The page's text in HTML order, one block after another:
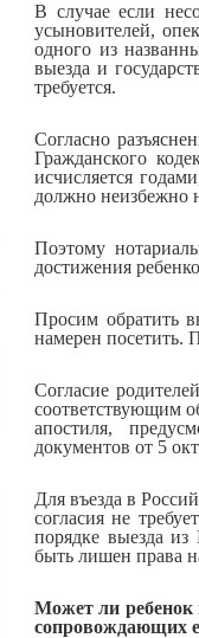
В случае если
усыновителей,
одного из
выезда и
требуется.
Согласно
Гражданского
исчисляется
должно неизбежно
Поэтому
достижения
Просим обратить
намерен посетить.
Согласие
соответствующим
апостиля,
документов от 5
Для въезда в
согласия не
порядке выезда
быть лишен права
Может ли ребенок
сопровождающих